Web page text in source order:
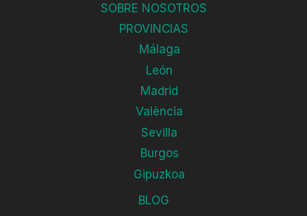
SOBRE NOSOTROS
PROVINCIAS
Málaga
León
Madrid
València
Sevilla
Burgos
Gipuzkoa
BLOG